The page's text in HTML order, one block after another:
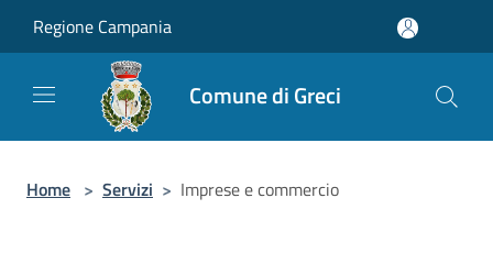
Regione Campania
Comune di Greci
Home > Servizi > Imprese e commercio